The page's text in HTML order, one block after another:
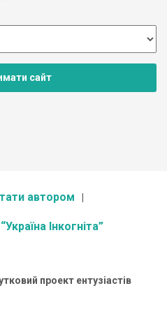
сайт
автором
Інкогніта”
проект ентузіастів